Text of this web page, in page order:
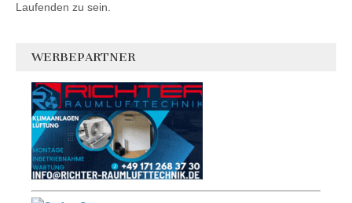
Laufenden zu sein.
WERBEPARTNER